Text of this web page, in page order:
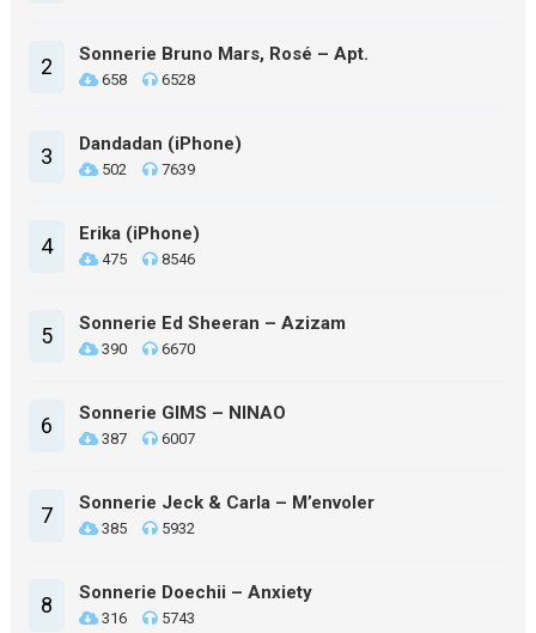
2 Sonnerie Bruno Mars, Rosé – Apt.
658 6528
3 Dandadan (iPhone)
502 7639
4 Erika (iPhone)
475 8546
5 Sonnerie Ed Sheeran – Azizam
390 6670
6 Sonnerie GIMS – NINAO
387 6007
7 Sonnerie Jeck & Carla – M’envoler
385 5932
8 Sonnerie Doechii – Anxiety
316 5743